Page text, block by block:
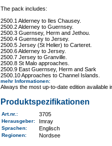
The pack includes:
2500.1 Alderney to Iles Chausey.
2500.2 Alderney to Guernsey.
2500.3 Guernsey, Herm and Jethou.
2500.4 Guernsey to Jersey.
2500.5 Jersey (St Helier) to Carteret.
2500.6 Alderney to Jersey.
2500.7 Jersey to Granville.
2500.8 St Malo approaches.
2500.9 East Guernsey, Herm and Sark
2500.10 Approaches to Channel Islands.
mehr Informationen:
Always the most up-to-date edition
Produktspezifikationen
Art.nr. : 3705
Herausgeber: Imray
Sprachen: Englisch
Regionen: Nordsee